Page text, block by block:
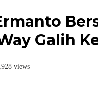
Istri
Salat
Idul
Adha
Di
Galih
views